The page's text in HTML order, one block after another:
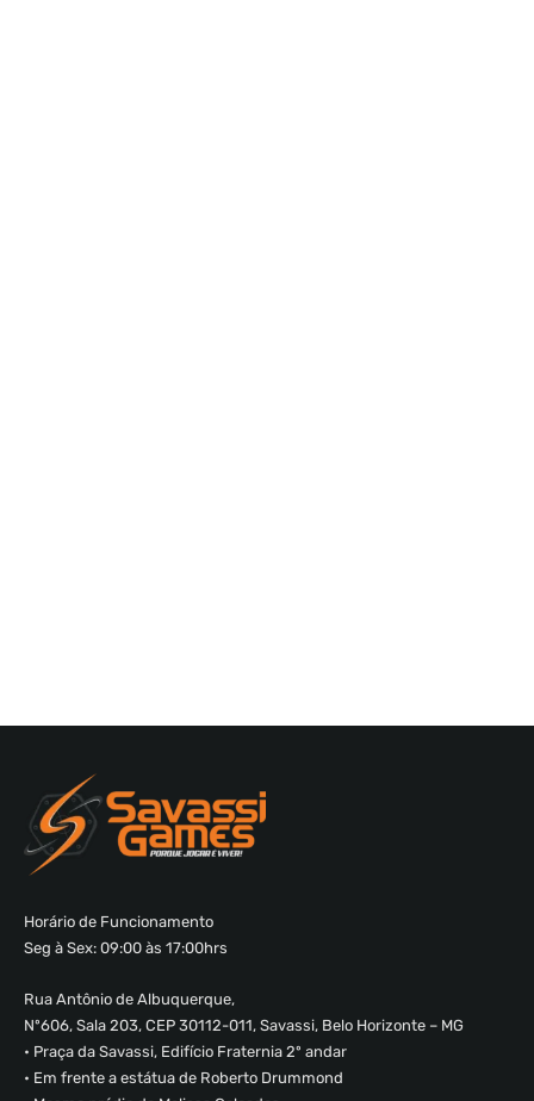
Horário de Funcionamento
Seg à Sex: 09:00 às 17:00hrs
Rua Antônio de Albuquerque,
Nº606, Sala 203, CEP 30112-011, Savassi, Belo Horizonte – MG
• Praça da Savassi, Edifício Fraternia 2º andar
• Em frente a estátua de Roberto Drummond